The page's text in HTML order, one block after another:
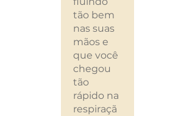
o tocar por
minutos
seguidos. O
som é bem
grave, cheio
e agradavel,
seu formato
possibilita
tão bem
nas suas
mãos e
que você
chegou
tão
rápido na
respiraçã